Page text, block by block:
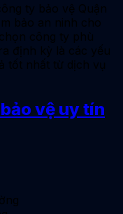
ty bảo vệ Quận
bảo an ninh cho
công ty phù
định kỳ là các yếu
tốt nhất từ dịch vụ
vệ uy tín